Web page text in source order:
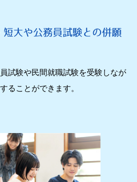
短大や公務員試験との併願
試験や民間就職試験を受験しなが
ることができます。